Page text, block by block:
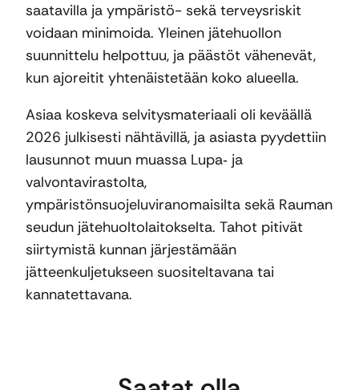
saatavilla ja ympäristö- sekä terveysriskit
voidaan minimoida. Yleinen jätehuollon
suunnittelu helpottuu, ja päästöt vähenevät,
kun ajoreitit yhtenäistetään koko alueella.
Asiaa koskeva selvitysmateriaali oli keväällä
2026 julkisesti nähtävillä, ja asiasta pyydettiin
lausunnot muun muassa Lupa‑ ja
valvontavirastolta,
ympäristönsuojeluviranomaisilta sekä Rauman
seudun jätehuoltolaitokselta. Tahot pitivät
siirtymistä kunnan järjestämään
jätteenkuljetukseen suositeltavana tai
kannatettavana.